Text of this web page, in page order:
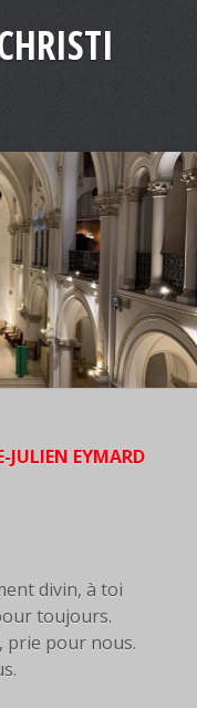
JULIEN EYMARD
divin, à toi
toujours.
prie pour nous.